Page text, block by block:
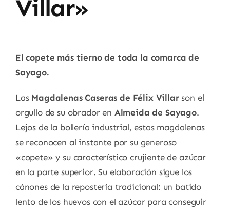
Villar»
El copete más tierno de toda la comarca de
Sayago.
Las Magdalenas Caseras de Félix Villarson el
orgullo de su obrador en Almeida de Sayago.
Lejos de la bollería industrial, estas magdalenas
se reconocen al instante por su generoso
«copete» y su característico crujiente de azúcar
en la parte superior. Su elaboración sigue los
cánones de la repostería tradicional: un batido
lento de los huevos con el azúcar para conseguir